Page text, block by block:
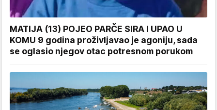
MATIJA (13) POJEO PARČE SIRA I UPAO U
KOMU 9 godina proživljavao je agoniju, sada
se oglasio njegov otac potresnom porukom